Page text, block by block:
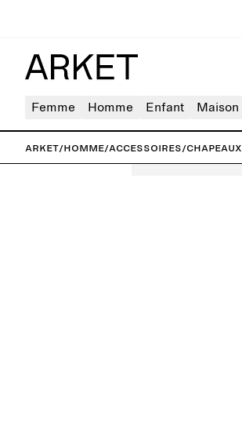
Femme Homme Enfant Maison
ARKET/Homme/Accessoires/Chapeaux